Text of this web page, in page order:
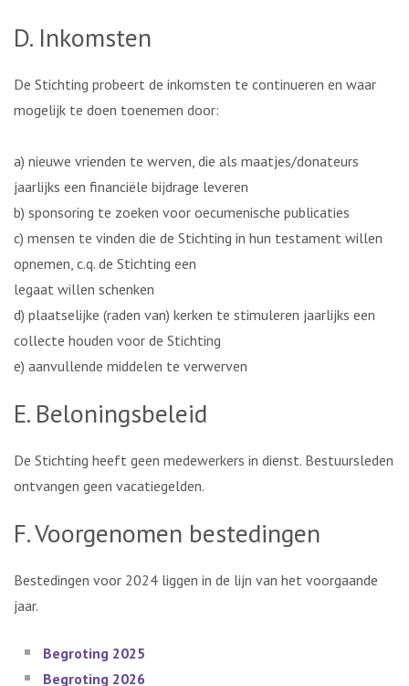
D. Inkomsten
De Stichting probeert de inkomsten te continueren en waar
mogelijk te doen toenemen door:
a) nieuwe vrienden te werven, die als maatjes/donateurs
jaarlijks een financiële bijdrage leveren
b) sponsoring te zoeken voor oecumenische publicaties
c) mensen te vinden die de Stichting in hun testament willen
opnemen, c.q. de Stichting een
legaat willen schenken
d) plaatselijke (raden van) kerken te stimuleren jaarlijks een
collecte houden voor de Stichting
e) aanvullende middelen te verwerven
E. Beloningsbeleid
De Stichting heeft geen medewerkers in dienst. Bestuursleden
ontvangen geen vacatiegelden.
F. Voorgenomen bestedingen
Bestedingen voor 2024 liggen in de lijn van het voorgaande
jaar.
Begroting 2025
Begroting 2026